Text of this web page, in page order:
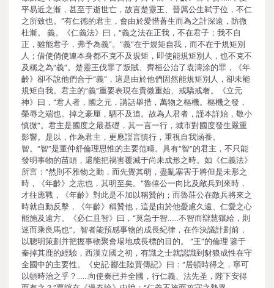
平易近之漸，甚至于逝世亡，故言楚靈王、晉厲公生弒于位，不仁
之所致也。”有仁德的君主，會由於愛惜蒼生而為之計深遠，防微
杜漸。 義。《仁義法》曰，“義之法在正我，不在君子；我不自
正，雖能君子，弗予為義”。“義”在于規矩自我，而不在于規矩別
人；借使倘使連本身都不克不及規矩，即使能規矩別人，也不克不
及稱之為“義”。楚靈王伐罪了叛賊、齊桓公治了袁濤涂的罪，《年
齡》卻不說他們合于“義”，這是由於他們固然能規矩別人，卻未能
規矩自我。君主的“義”重要表現在貴微重始、戒驕戒奢。《立元
神》曰，“君人者，國之元，講話舉措，萬物之樞機。樞機之發，
榮辱之端也。掉之豪厘，駟不及追。故為人君者，謹本詳始，敬小
慎微”。君主是國度之最基礎，其一言一行，城市對國度發生嚴重
影響。是以，作為君主，更應謹言慎行，重視自我涵養。
智。“智”是董仲舒倫理思惟的主要范疇。具有“智”的君主，不只能
發明事物的苗頭，還能把禍害覆滅于尚未成形之時。如《仁義法》
所言：“然則不雅物之動，而先覺其萌，盡亂塞害于將但是未形之
時，《年齡》之志也，其明至矣。”魯僖公一向比及敵兵到來時，
才往應戰，《年齡》對此是不加以稱贊的；而魯莊公在敵兵將來之
時就自動反擊，《年齡》稱贊他，這是由於他憂慮久遠、仁愛之心
能施及遠方。《必仁且智》曰，“莫急于智……不智而辯慧獧給，則
迷而乘良馬也”。智者能預感事物的成長紀律，在作決議計劃前，
以聰明策劃并把握事物聚會場地成長標的目的。 “王”的倫理 鑒于
秦掉其鹿的經驗，西漢立國之初，有識之士就認識到豺狼成性在守
全國中的主要性。《史記·酈生陸賈傳記》曰：“居頓時得之，寧可
以頓時治之乎？……向使秦已并全國，行仁義、法先圣，陛下安得